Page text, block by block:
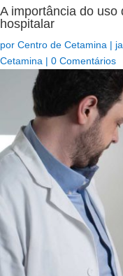
A importância do uso
hospitalar
por Centro de Cetamina |
Cetamina | 0 Comentários